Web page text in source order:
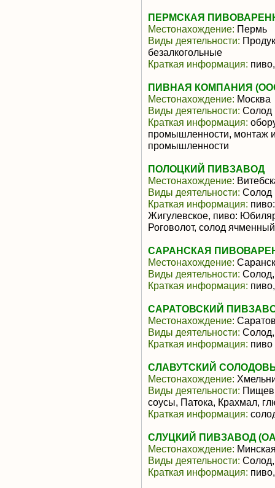
ПЕРМСКАЯ
Местонахождение: Пермь
Виды деятельности:
безалкогольные
Краткая информация:
ПИВНАЯ КОМПАНИЯ
Местонахождение: Москва
Виды деятельности: Солод
Краткая информация:
промышленности, монтаж
промышленности
ПОЛОЦКИЙ ПИВЗАВОД
Местонахождение:
Виды деятельности: Солод
Краткая информация:
Жигулевское, пиво:
Роговолот, солод
САРАНСКАЯ
Местонахождение: Саранск
Виды деятельности: Солод,
Краткая информация:
САРАТОВСКИЙ
Местонахождение:
Виды деятельности: Солод,
Краткая информация: пиво
СЛАВУТСКИЙ
Местонахождение:
Виды деятельности:
соусы, Патока, Крахмал,
Краткая информация:
СЛУЦКИЙ ПИВЗАВОД
Местонахождение:
Виды деятельности: Солод,
Краткая информация: